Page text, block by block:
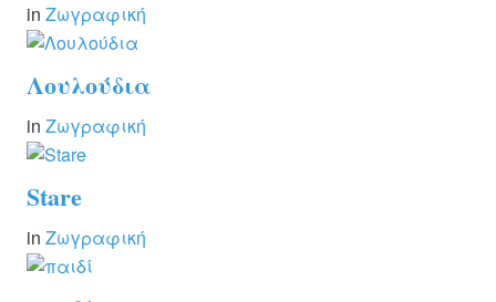
in Ζωγραφική
Λουλούδια
in Ζωγραφική
Stare
in Ζωγραφική